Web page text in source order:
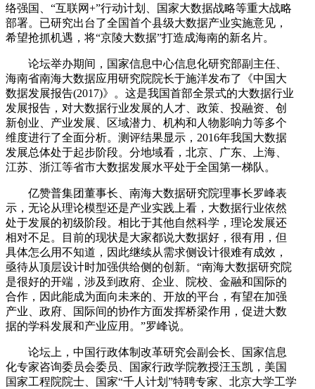
络强国、“互联网+”行动计划、国家大数据战略等重大战略
部署。已研究出台了全国首个县级大数据产业实施意见，
希望抢抓机遇，将“京陵大数据”打造成海南的新名片。
论坛举办期间，国家信息中心信息化研究部副主任、
海南省南海大数据应用研究院院长于施洋发布了《中国大
数据发展报告(2017)》。这是我国首部全景式的大数据行业
发展报告，对大数据行业发展的人才、政策、投融资、创
新创业、产业发展、区域潜力、机构和人物影响力等多个
维度进行了全面分析。测评结果显示，2016年我国大数据
发展总体处于起步阶段。分地域看，北京、广东、上海、
江苏、浙江等省市大数据发展水平处于全国第一梯队。
亿赞普集团董事长、南海大数据研究院理事长罗峰表
示，无论从理论模型还是产业实践上看，大数据行业依然
处于发展的初级阶段。相比于其他自然科学，理论发展还
相对不足。目前的现状是大家都说大数据好，很有用，但
具体怎么用不知道，因此继续从需求侧设计很难有成效，
亟待从顶层设计时加强供给侧的创新。“南海大数据研究院
是很好的开端，涉及到政府、企业、院校、金融和国际的
合作，因此能成为面向未来的、开放的平台，有望在加强
产业、政府、国际间的协作方面发挥桥梁作用，促进大数
据的学科发展和产业应用。”罗峰说。
论坛上，中国行政体制改革研究会副会长、国家信息
化专家咨询委员会委员、国家行政学院教授汪玉凯，美国
国家工程院院士、国家“千人计划”特聘专家、北京大学工学